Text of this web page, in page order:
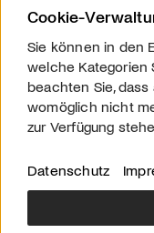
Cookie-
Sie können in den
welche Kategorien
beachten Sie,
womöglich nicht
zur Verfügung
Datenschutz